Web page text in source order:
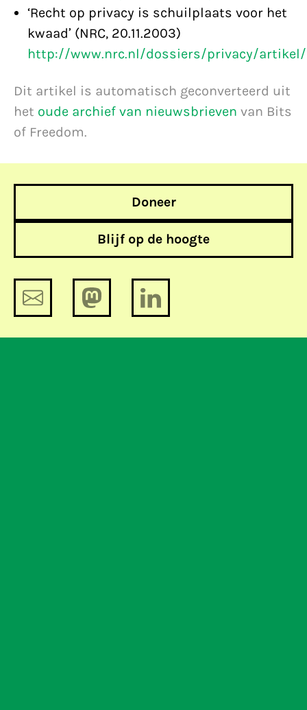
‘Recht op privacy is schuilplaats voor het
kwaad’ (NRC, 20.11.2003)
http://www.nrc.nl/dossiers/privacy/artikel/
Dit artikel is automatisch geconverteerd uit
het oude archief van nieuwsbrieven van Bits
of Freedom.
Doneer
Blijf op de hoogte